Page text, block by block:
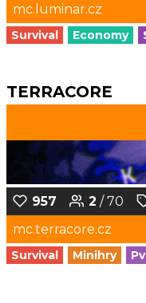
mc.luminar.cz
Survival Economy
TERRACORE
957 2 / 70
mc.terracore.cz
Survival Minihry